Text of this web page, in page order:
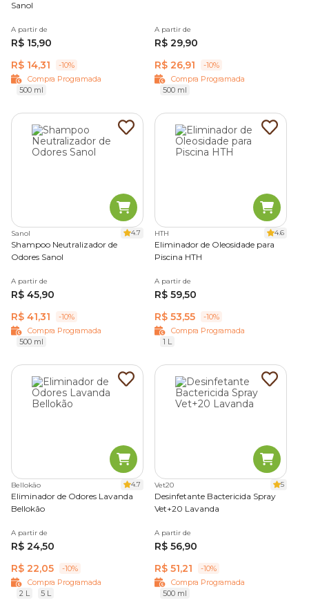
Sanol
A partir de
R$ 15,90
R$ 14,31
-10%
Compra Programada
500 ml
A partir de
R$ 29,90
R$ 26,91
-10%
Compra Programada
500 ml
Sanol 4.7
Shampoo Neutralizador de
Odores Sanol
A partir de
R$ 45,90
R$ 41,31
-10%
Compra Programada
500 ml
HTH 4.6
Eliminador de Oleosidade para
Piscina HTH
A partir de
R$ 59,50
R$ 53,55
-10%
Compra Programada
1 L
Bellokão 4.7
Eliminador de Odores Lavanda
Bellokão
A partir de
R$ 24,50
R$ 22,05
-10%
Compra Programada
2 L
5 L
Vet20 5
Desinfetante Bactericida Spray
Vet+20 Lavanda
A partir de
R$ 56,90
R$ 51,21
-10%
Compra Programada
500 ml